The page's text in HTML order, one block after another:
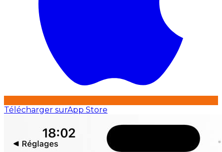
Télécharger surApp Store